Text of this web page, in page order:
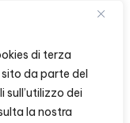
di terza
da parte del
dei
la nostra